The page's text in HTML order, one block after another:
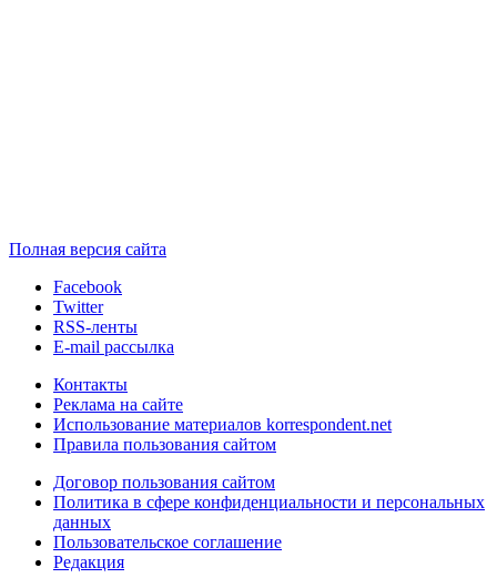
Полная версия сайта
Facebook
Twitter
RSS-ленты
E-mail рассылка
Контакты
Реклама на сайте
Использование материалов korrespondent.net
Правила пользования сайтом
Договор пользования сайтом
Политика в сфере конфиденциальности и персональных
данных
Пользовательское соглашение
Редакция